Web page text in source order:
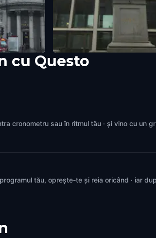
Robert Burn's Statue
cu Questo
cronometru sau în ritmul tău · și vino cu un
tău, oprește-te și reia oricând · iar